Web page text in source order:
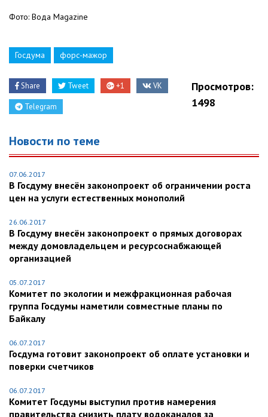
Фото: Вода Magazine
Госдума форс-мажор
Share Tweet +1 VK
Telegram
Просмотров:
1498
Новости по теме
07.06.2017
В Госдуму внесён законопроект об ограничении роста
цен на услуги естественных монополий
26.06.2017
В Госдуму внесён законопроект о прямых договорах
между домовладельцем и ресурсоснабжающей
организацией
05.07.2017
Комитет по экологии и межфракционная рабочая
группа Госдумы наметили совместные планы по
Байкалу
06.07.2017
Госдума готовит законопроект об оплате установки и
поверки счетчиков
06.07.2017
Комитет Госдумы выступил против намерения
правительства снизить плату водоканалов за